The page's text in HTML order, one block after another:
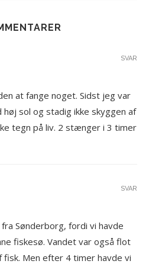
at fange noget. Sidst jeg var
sol og stadig ikke skyggen af
tegn på liv. 2 stænger i 3 timer
SVAR
Sønderborg, fordi vi havde
fiskesø. Vandet var også flot
Men efter 4 timer havde vi
SVAR